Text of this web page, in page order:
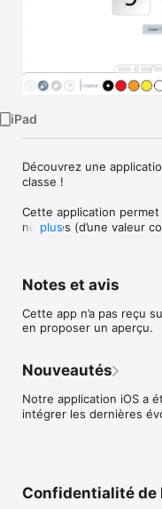
iPad
Découvrez une
classe !
Cette application
nombres (d’une valeur
l'enseignant, et
leur demander :
- de classer les
- de trouver le plus petit
- de jouer au jeu du
nombre cible à atteindre
plus
Notes et avis
Cette app n’a pas reçu
en proposer un aperçu.
Nouveautés
Notre application iOS a
intégrer les dernières
Confidentialité de